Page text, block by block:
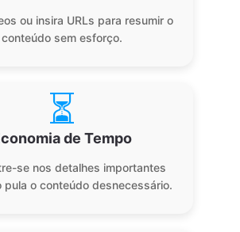
ou insira URLs para resumir o
conteúdo sem esforço.
⏳
de Tempo
se nos detalhes importantes
pula o conteúdo desnecessário.